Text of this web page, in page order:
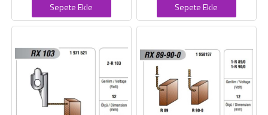
Sepete Ekle Sepete Ekle